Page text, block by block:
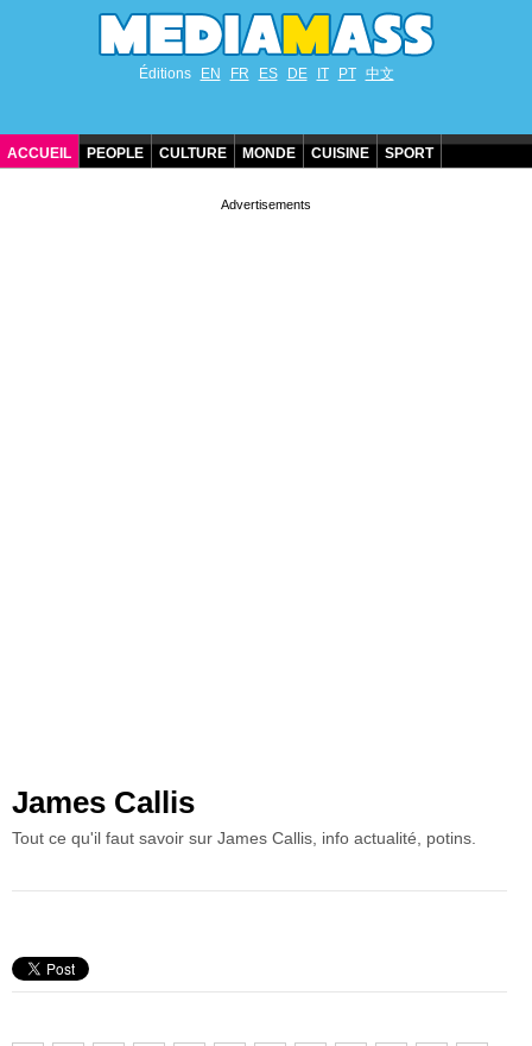
Éditions EN FR ES DE IT PT 中文
ACCUEIL PEOPLE CULTURE MONDE CUISINE SPORT
James Callis
Tout ce qu'il faut savoir sur James Callis, info actualité, potins.